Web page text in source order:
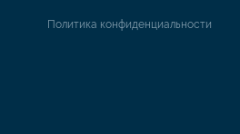
Политика конфиденциальности